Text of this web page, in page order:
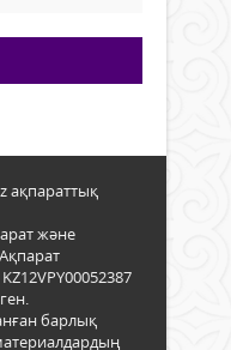
ақпараттық
және
барлық